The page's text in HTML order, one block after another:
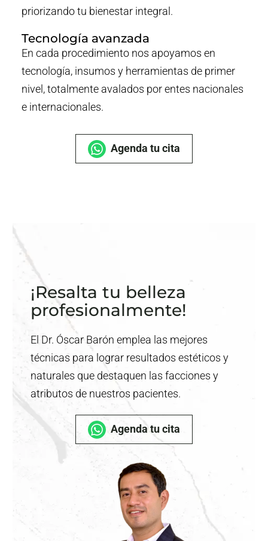
priorizando tu bienestar integral.
Tecnología avanzada
En cada procedimiento nos apoyamos en
tecnología, insumos y herramientas de primer
nivel, totalmente avalados por entes nacionales
e internacionales.
Agenda tu cita
¡Resalta tu belleza
profesionalmente!
El Dr. Óscar Barón emplea las mejores
técnicas para lograr resultados estéticos y
naturales que destaquen las facciones y
atributos de nuestros pacientes.
Agenda tu cita